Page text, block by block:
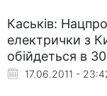
Каськів:
електрички з
обійдеться в
17.06.2011 -